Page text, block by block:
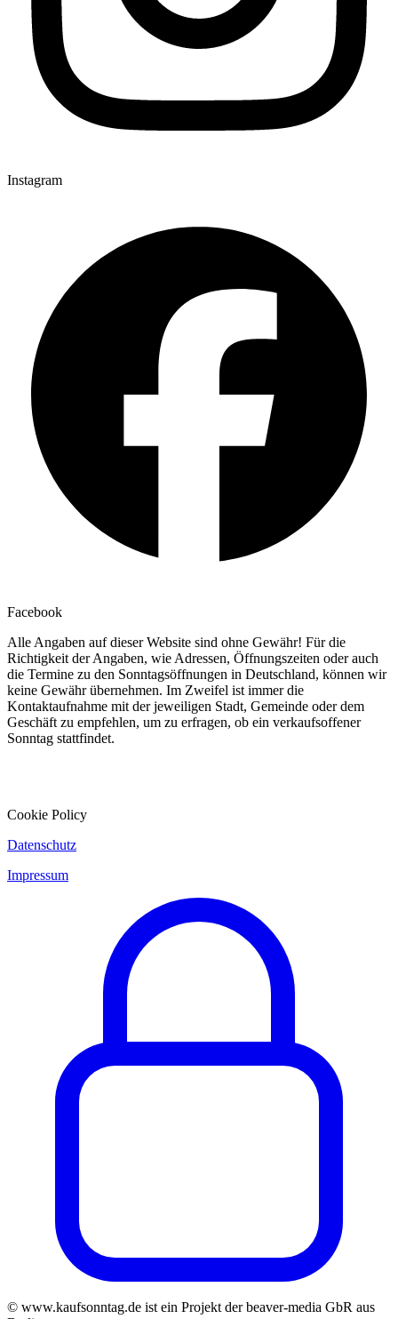
Instagram
Facebook
Alle Angaben auf dieser Website sind ohne Gewähr! Für die
Richtigkeit der Angaben, wie Adressen, Öffnungszeiten oder auch
die Termine zu den Sonntagsöffnungen in Deutschland, können wir
keine Gewähr übernehmen. Im Zweifel ist immer die
Kontaktaufnahme mit der jeweiligen Stadt, Gemeinde oder dem
Geschäft zu empfehlen, um zu erfragen, ob ein verkaufsoffener
Sonntag stattfindet.
Cookie Policy
Datenschutz
Impressum
© www.kaufsonntag.de ist ein Projekt der beaver-media GbR aus